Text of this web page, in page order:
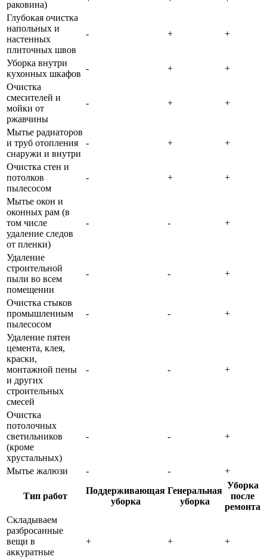
раковина)
Глубокая очистка
напольных и
настенных
плиточных швов
- + +
Уборка внутри
кухонных шкафов
- +
+
Очистка
смесителей и
мойки от
ржавчины
- + +
Мытье радиаторов
и труб отопления
снаружи и внутри
- + +
Очистка стен и
потолков
пылесосом
- + +
Мытье окон и
оконных рам (в
том числе
удаление следов
от пленки)
- - +
Удаление
строительной
пыли во всем
помещении
- - +
Очистка стыков
промышленным
пылесосом
- - +
Удаление пятен
цемента, клея,
краски,
монтажной пены
и других
строительных
смесей
- - +
Очистка
потолочных
светильников
(кроме
хрустальных)
- - +
Мытье жалюзи - - +
Тип работ
Поддерживающая
уборка
Генеральная
уборка
Уборка
после
ремонта
Складываем
разбросанные
вещи в
аккуратные
+ + +